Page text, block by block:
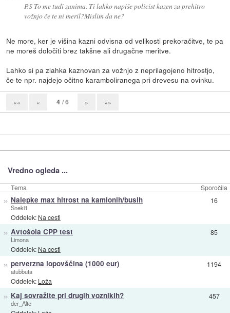
P.S To me tudi zanima. Ti lahko napiše policist kazen za prehitro
vožnjo če te ni meril?Mislim da ne?
Ne more, ker je višina kazni odvisna od velikosti prekoračitve, te pa
ne moreš določiti brez takšne ali drugačne meritve.
Lahko si pa zlahka kaznovan za vožnjo z neprilagojeno hitrostjo,
če te npr. najdejo očitno karamboliranega pri drevesu na ovinku.
«« « 4 / 6 » »»
Vredno ogleda ...
Tema Sporočila
» Nalepke max hitrost na kamionih/busih
Sneki1
Oddelek: Na cesti
16
» Avtošola CPP test
Limona
Oddelek: Na cesti
85
» perverzna lopovščina (1000 eur)
atubbuta
Oddelek: Loža
1194
» Kaj sovražite pri drugih voznikih?
der_Alte
457